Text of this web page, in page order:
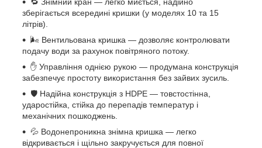
зберігається всередині кришки (у моделях 10 та 15
літрів).
🌬️ Вентильована кришка — дозволяє контролювати
подачу води за рахунок повітряного потоку.
✋ Управління однією рукою — продумана конструкція
забезпечує простоту використання без зайвих зусиль.
🛡️ Надійна конструкція з HDPE — товстостінна,
ударостійка, стійка до перепадів температур і
механічних пошкоджень.
💦 Водонепроникна знімна кришка — легко
відкривається і щільно закручується для повної